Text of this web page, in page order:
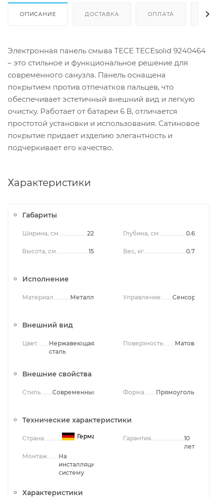
ОПИСАНИЕ ДОСТАВКА ОПЛАТА
Электронная панель смыва TECE TECEsolid 9240464
– это стильное и функциональное решение для
современного санузла. Панель оснащена
покрытием против отпечатков пальцев, что
обеспечивает эстетичный внешний вид и легкую
очистку. Работает от батареи 6 В, отличается
простотой установки и использования. Сатиновое
покрытие придает изделию элегантность и
подчеркивает его качество.
Характеристики
Габариты
Ширина, см 22
Высота, см 15
Глубина, см 0.6
Вес, кг 0.7
Исполнение
Материал Металл Управление Сенсорное
Внешний вид
Цвет
Нержавеющая
сталь
Поверхность Матовая
Внешние свойства
Стиль Современный Форма Прямоугольная
Технические характеристики
Страна Германия
Монтаж
На
инсталляционную
систему
Гарантия
10
лет
Характеристики